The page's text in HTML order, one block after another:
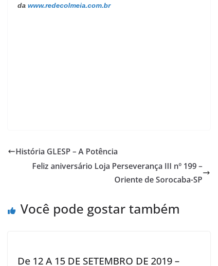
da www.redecolmeia.com.br
História GLESP – A Potência
Feliz aniversário Loja Perseverança III nº 199 –
Oriente de Sorocaba-SP
Você pode gostar também
De 12 A 15 DE SETEMBRO DE 2019 –